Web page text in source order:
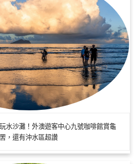
水沙灘！外澳遊客中心九號咖啡館賞龜
，還有沖水區超讚